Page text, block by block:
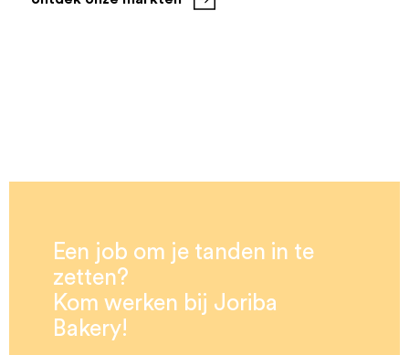
Een job om je tanden in te
zetten?
Kom werken bij Joriba
Bakery!